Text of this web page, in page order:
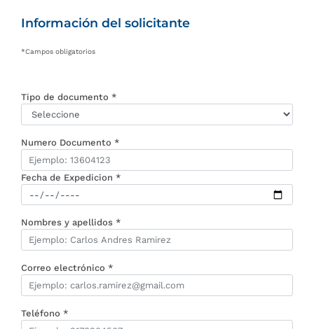
Información del solicitante
*Campos obligatorios
Tipo de documento *
Numero Documento *
Fecha de Expedicion *
Nombres y apellidos *
Correo electrónico *
Teléfono *